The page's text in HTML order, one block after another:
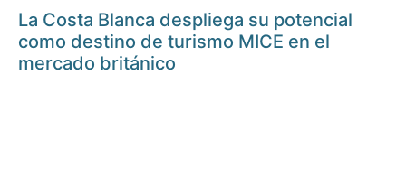
La Costa Blanca despliega su potencial
como destino de turismo MICE en el
mercado británico